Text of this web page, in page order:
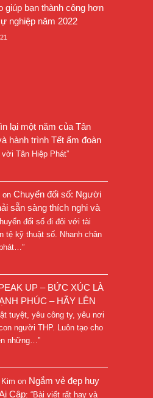
giúp bạn thành công hơn
nghiệp năm 2022
lại một năm của Tân
hành trình Tết ấm đoàn
vời Tân Hiệp Phát”
on Chuyển đổi số: Người
sẵn sàng thích nghi và
đổi số đi đôi với tài
tệ kỹ thuật số. Nhanh chân
”
UP – BỨC XÚC LÀ
PHÚC – HÃY LÊN
tuyệt, yêu công ty, yêu nơi
người THP. Luôn tạo cho
những…”
on Ngắm vẻ đẹp huy
Cập: “Bài viết rất hay và